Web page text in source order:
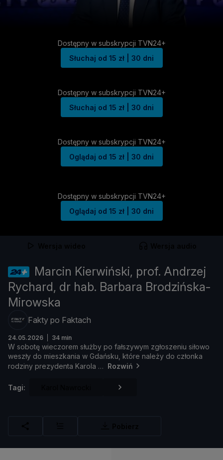
Dostępny w subskrypcji TVN24+
Słuchaj od 15 zł | 30 dni
Dostępny w subskrypcji TVN24+
Słuchaj od 15 zł | 30 dni
Dostępny w subskrypcji TVN24+
Oglądaj od 15 zł | 30 dni
Dostępny w subskrypcji TVN24+
Oglądaj od 15 zł | 30 dni
Marcin Kierwiński, prof. Andrzej
Rychard, dr hab. Barbara Brodzińska-
Mirowska
Fakty po Faktach
24.05.2026 34 min
W sobotę wieczorem służby po fałszywym zgłoszeniu siłowo
weszły do mieszkania w Gdańsku, które należy do członka
rodziny prezydenta Karola Rozwiń
Tagi: